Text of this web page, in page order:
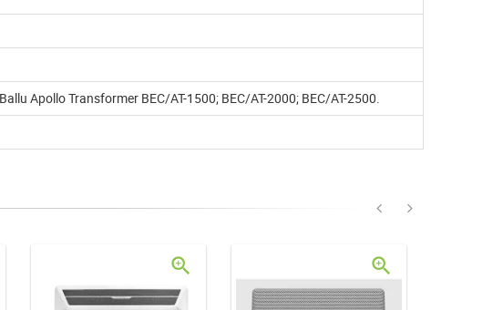
Apollo Transformer BEC/AT-1500; BEC/AT-2000; BEC/AT-2500.
zoom_in zoom_in